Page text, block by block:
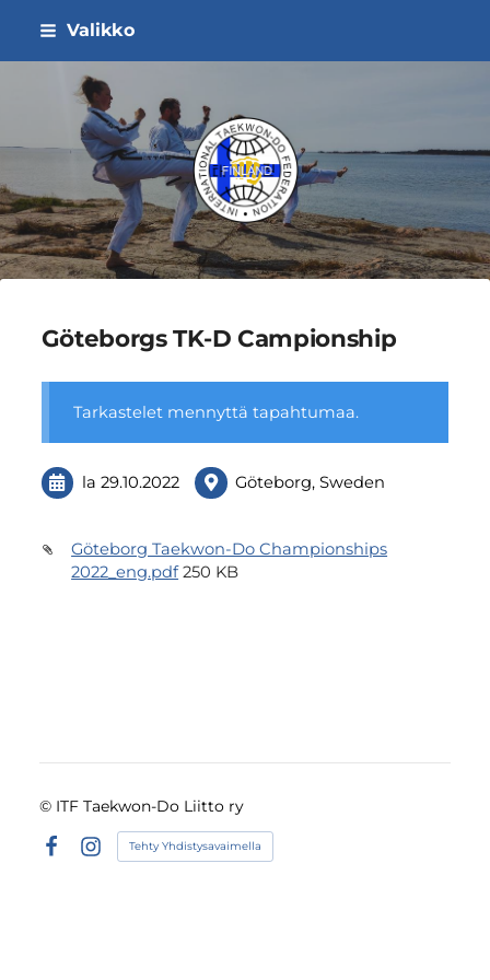
Siirry
sisältöön
Valikko
ITF Taekwon-do Liitto ry
Göteborgs TK-D Campionship
Tarkastelet mennyttä tapahtumaa.
la 29.10.2022 Göteborg, Sweden
Göteborg Taekwon-Do Championships
2022_eng.pdf 250 KB
© ITF Taekwon-Do Liitto ry
Instagram
Tehty Yhdistysavaimella